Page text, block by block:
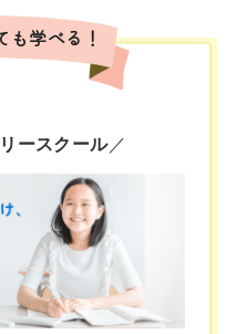
も学べる！
ースクール／